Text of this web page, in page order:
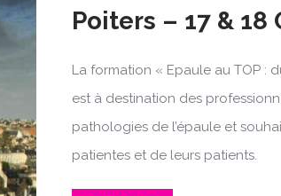
Poiters – 17 & 18
La formation « Epaule au TOP :
est à destination des
pathologies de l’épaule et
patientes et de leurs patients.